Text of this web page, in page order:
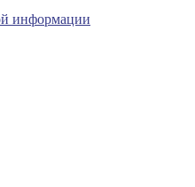
информации